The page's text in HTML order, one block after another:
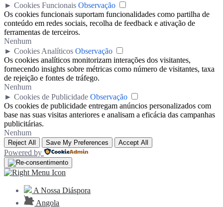
► Cookies Funcionais Observação
Os cookies funcionais suportam funcionalidades como partilha de
conteúdo em redes sociais, recolha de feedback e ativação de
ferramentas de terceiros.
Nenhum
► Cookies Analíticos Observação
Os cookies analíticos monitorizam interações dos visitantes,
fornecendo insights sobre métricas como número de visitantes, taxa
de rejeição e fontes de tráfego.
Nenhum
► Cookies de Publicidade Observação
Os cookies de publicidade entregam anúncios personalizados com
base nas suas visitas anteriores e analisam a eficácia das campanhas
publicitárias.
Nenhum
Reject All Save My Preferences Accept All
Powered by
A Nossa Diáspora
Angola